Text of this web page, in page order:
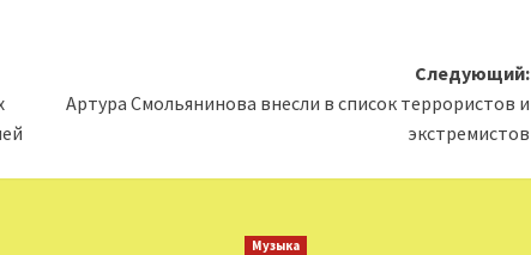
Следующий:
Артура Смольянинова внесли в список террористов и
экстремистов
Музыка